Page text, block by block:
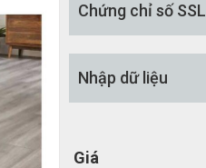
Chứng chỉ số SSL
Nhập dữ liệu
Giá